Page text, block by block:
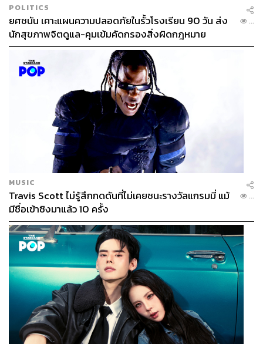
TAGS:
อนุทิน ชาญวีรกูล
แพทองธาร ชินวัตร
เงินเยียวยา
ทักษิณ ชินวัตร
กระทรวงมหาดไทย
น้ำท่วม
ABOUT THE AUTHOR
THE STANDARD TEAM
กองบรรณาธิการ THE STANDARD
ABOUT THE PHOTOGRAPHER
ศวิตา พูลเสถียร
ช่างภาพข่าว ประจำสำนักข่าว THE
STANDARD
POLITICS
ยศชนัน เคาะแผนความปลอดภัยในรั้วโรงเรียน 90 วัน ส่ง
นักสุขภาพจิตดูแล-คุมเข้มคัดกรองสิ่งผิดกฎหมาย
...
MUSIC
Travis Scott ไม่รู้สึกกดดันที่ไม่เคยชนะรางวัลแกรมมี่ แม้
มีชื่อเข้าชิงมาแล้ว 10 ครั้ง
...